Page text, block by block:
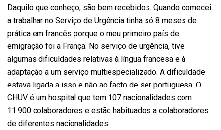
Daquilo que conheço, são bem recebidos. Quando comecei
a trabalhar no Serviço de Urgência tinha só 8 meses de
prática em francês porque o meu primeiro país de
emigração foi a França. No serviço de urgência, tive
algumas dificuldades relativas à língua francesa e à
adaptação a um serviço multiespecializado. A dificuldade
estava ligada a isso e não ao facto de ser portuguesa. O
CHUV é um hospital que tem 107 nacionalidades com
11.900 colaboradores e estão habituados a colaboradores
de diferentes nacionalidades.